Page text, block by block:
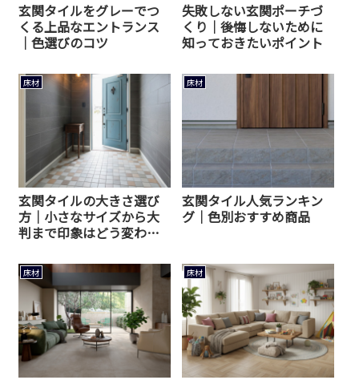
玄関タイルをグレーでつ
くる上品なエントランス
｜色選びのコツ
失敗しない玄関ポーチづ
くり｜後悔しないために
知っておきたいポイント
床材
玄関タイルの大きさ選び
方｜小さなサイズから大
判まで印象はどう変わ
床材
玄関タイル人気ランキン
グ｜色別おすすめ商品
床材 床材